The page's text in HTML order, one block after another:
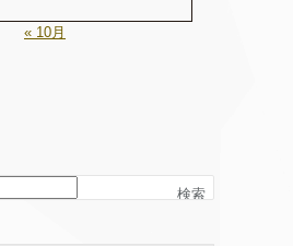
« 10月
検索